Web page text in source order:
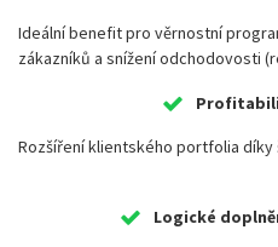
Ideální benefit pro věrnostní
zákazníků a snížení odchodovosti
Rozšíření klientského portfolia díky
Logické